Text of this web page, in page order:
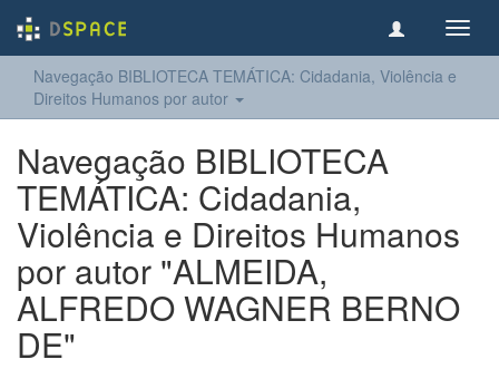
Navegação BIBLIOTECA TEMÁTICA: Cidadania, Violência e
Direitos Humanos por autor
Navegação BIBLIOTECA
TEMÁTICA: Cidadania,
Violência e Direitos Humanos
por autor "ALMEIDA,
ALFREDO WAGNER BERNO
DE"